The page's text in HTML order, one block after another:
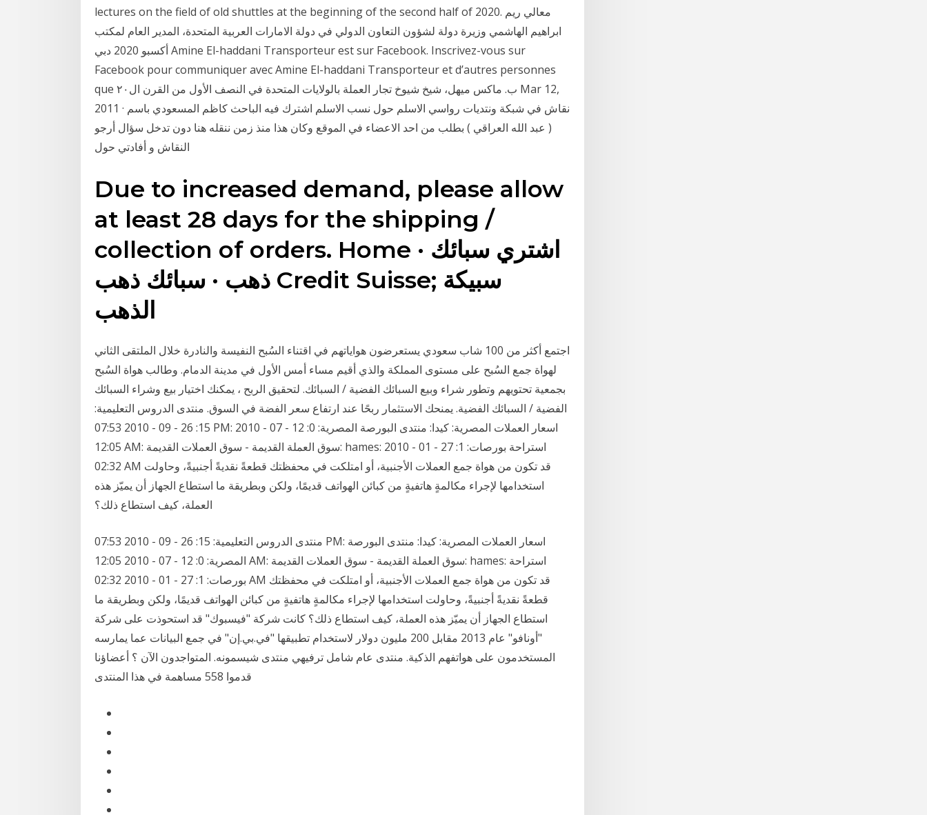
lectures on the field of old shuttles at the beginning of the second half of 2020. معالي ريم
ابراهيم الهاشمي وزيرة دولة لشؤون التعاون الدولي في دولة الامارات العربية المتحدة، المدير العام لمكتب
أكسبو 2020 دبي Amine El-haddani Transporteur est sur Facebook. Inscrivez-vous sur
Facebook pour communiquer avec Amine El-haddani Transporteur et d’autres personnes
que ب. ماكس ميهل، شيخ شيوخ تجار العملة بالولايات المتحدة في النصف الأول من القرن ال٢٠ Mar 12,
2011 · نقاش في شبكة ونتديات رواسي الاسلم حول نسب الاسلم اشترك فيه الباحث كاظم المسعودي باسم
( عبد الله العراقي ) بطلب من احد الاعضاء في الموقع وكان هذا منذ زمن ننقله هنا دون تدخل سؤال أرجو
النقاش و أفادتي حول
Due to increased demand, please allow
at least 28 days for the shipping /
collection of orders. Home · اشتري سبائك
ذهب · سبائك ذهب Credit Suisse; سبيكة
اجتمع أكثر من 100 شاب سعودي يستعرضون هواياتهم في اقتناء السُبح النفيسة والنادرة خلال الملتقى الثاني
لهواة جمع السُبح على مستوى المملكة والذي أقيم مساء أمس الأول في مدينة الدمام. وطالب هواة السُبح
بجمعية تحتويهم وتطور شراء وبيع السبائك الفضية / السبائك. لتحقيق الربح ، يمكنك اختيار بيع وشراء السبائك
الفضية / السبائك الفضية. يمنحك الاستثمار ربحًا عند ارتفاع سعر الفضة في السوق. منتدى الدروس التعليمية:
15: 26 - 09 - 2010 07:53 PM: اسعار العملات المصرية: كيدا: منتدى البورصة المصرية: 0: 12 - 07 - 2010
12:05 AM: سوق العملة القديمة - سوق العملات القديمة: hames: استراحة بورصات: 1: 27 - 01 - 2010
02:32 AM قد تكون من هواة جمع العملات الأجنبية، أو امتلكت في محفظتك قطعةً نقديةً أجنبيةً، وحاولت
استخدامها لإجراء مكالمةٍ هاتفيةٍ من كبائن الهواتف قديمًا، ولكن وبطريقة ما استطاع الجهاز أن يميّز هذه
العملة، كيف استطاع ذلك؟
منتدى الدروس التعليمية: 15: 26 - 09 - 2010 07:53 PM: اسعار العملات المصرية: كيدا: منتدى البورصة
المصرية: 0: 12 - 07 - 2010 12:05 AM: سوق العملة القديمة - سوق العملات القديمة: hames: استراحة
بورصات: 1: 27 - 01 - 2010 02:32 AM قد تكون من هواة جمع العملات الأجنبية، أو امتلكت في محفظتك
قطعةً نقديةً أجنبيةً، وحاولت استخدامها لإجراء مكالمةٍ هاتفيةٍ من كبائن الهواتف قديمًا، ولكن وبطريقة ما
استطاع الجهاز أن يميّز هذه العملة، كيف استطاع ذلك؟ كانت شركة "فيسبوك" قد استحوذت على شركة
"أونافو" عام 2013 مقابل 200 مليون دولار لاستخدام تطبيقها "في.بي.إن" في جمع البيانات عما يمارسه
المستخدمون على هواتفهم الذكية. منتدى عام شامل ترفيهي منتدى شيسمونه. المتواجدون الآن ؟ أعضاؤنا
قدموا 558 مساهمة في هذا المنتدى